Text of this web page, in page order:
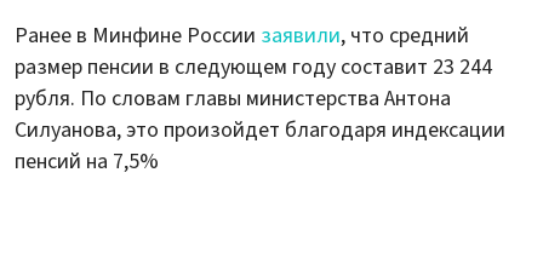
Ранее в Минфине России заявили, что средний
размер пенсии в следующем году составит 23 244
рубля. По словам главы министерства Антона
Силуанова, это произойдет благодаря индексации
пенсий на 7,5%